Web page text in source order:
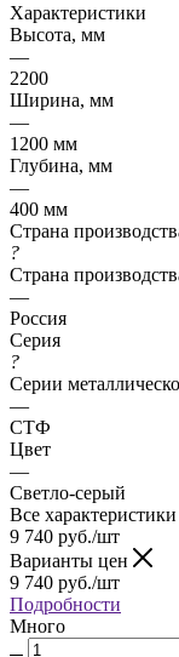
Характеристики
Высота, мм
—
2200
Ширина, мм
—
1200 мм
Глубина, мм
—
400 мм
Страна
?
Страна
—
Россия
Серия
?
Серии
—
СТФ
Цвет
—
Светло-серый
Все характеристики
9 740 руб./шт
Варианты цен
9 740 руб./шт
Подробности
Много